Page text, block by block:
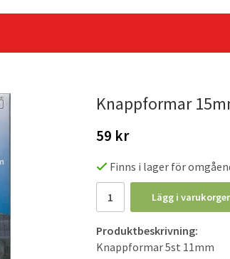
Knappformar
59 kr
Finns i lager för
Lägg i
Produktbeskrivning:
Knappformar 5st 11mm